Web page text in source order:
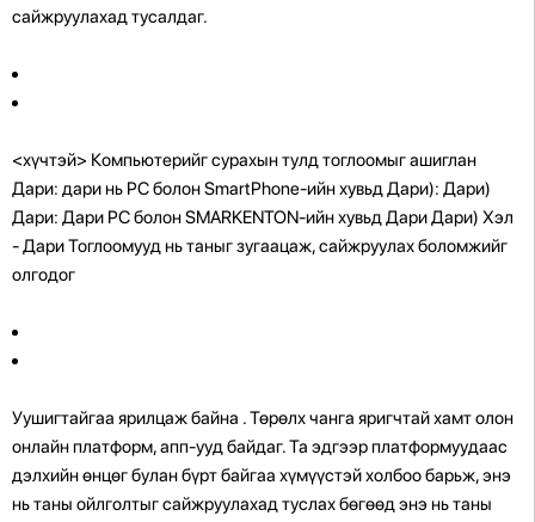
сайжруулахад тусалдаг.
<хүчтэй> Компьютерийг сурахын тулд тоглоомыг ашиглан
Дари: дари нь PC болон SmartPhone-ийн хувьд Дари): Дари)
Дари: Дари PC болон SMARKENTON-ийн хувьд Дари Дари) Хэл
- Дари Тоглоомууд нь таныг зугаацаж, сайжруулах боломжийг
олгодог
Уушигтайгаа ярилцаж байна . Төрөлх чанга яригчтай хамт олон
онлайн платформ, апп-ууд байдаг. Та эдгээр платформуудаас
дэлхийн өнцөг булан бүрт байгаа хүмүүстэй холбоо барьж, энэ
нь таны ойлголтыг сайжруулахад туслах бөгөөд энэ нь таны